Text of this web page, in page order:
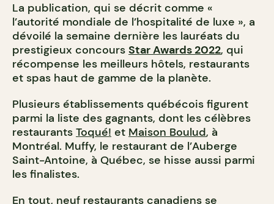
La publication, qui se décrit comme «
l’autorité mondiale de l’hospitalité de luxe », a
dévoilé la semaine dernière les lauréats du
prestigieux concours Star Awards 2022, qui
récompense les meilleurs hôtels, restaurants
et spas haut de gamme de la planète.
Plusieurs établissements québécois figurent
parmi la liste des gagnants, dont les célèbres
restaurants Toqué! et Maison Boulud, à
Montréal. Muffy, le restaurant de l’Auberge
Saint-Antoine, à Québec, se hisse aussi parmi
les finalistes.
En tout, neuf restaurants canadiens se